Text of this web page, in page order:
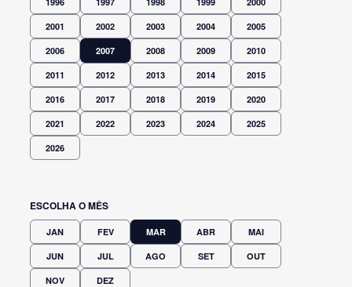
2001 2002 2003 2004 2005
2006 2007 2008 2009 2010
2011 2012 2013 2014 2015
2016 2017 2018 2019 2020
2021 2022 2023 2024 2025
2026
ESCOLHA O MÊS
JAN FEV MAR ABR MAI
JUN JUL AGO SET OUT
NOV DEZ